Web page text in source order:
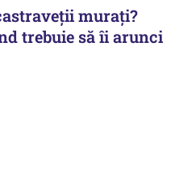
murați?
trebuie să îi arunci